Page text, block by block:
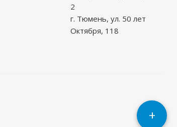
2
г. Тюмень, ул. 50 лет
Октября, 118
+